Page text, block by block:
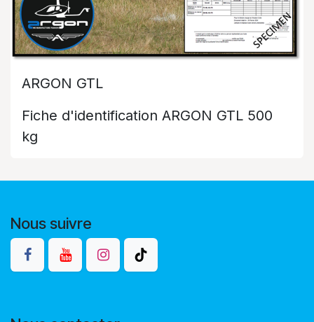
ARGON GTL
Fiche d'identification ARGON GTL 500
kg
Nous suivre